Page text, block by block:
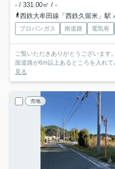
- / 331.00㎡ / -
西鉄大牟田線「西鉄久留米」駅 バス16分 西
プロパンガス 南道路 電気有
ご覧いただきありがとうございます
面道路が6m以上あるところを入れ
見る
売地